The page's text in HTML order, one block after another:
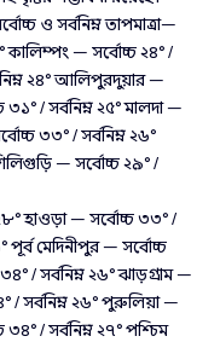
ও সর্বনিম্ন তাপমাত্রা—
কালিম্পং — সর্বোচ্চ ২৪° /
২৪° আলিপুরদুয়ার —
/ সর্বনিম্ন ২৫° মালদা —
৩৩° / সর্বনিম্ন ২৬°
— সর্বোচ্চ ২৯° /
হাওড়া — সর্বোচ্চ ৩৩° /
পূর্ব মেদিনীপুর — সর্বোচ্চ
/ সর্বনিম্ন ২৬° ঝাড়গ্রাম —
/ সর্বনিম্ন ২৬° পুরুলিয়া —
৩৪° / সর্বনিম্ন ২৭° পশ্চিম